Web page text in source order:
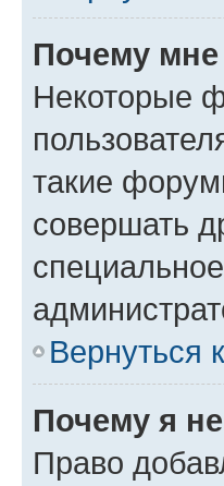
Почему
Некоторые
такие
совершать
Вернуться
Почему я
Право